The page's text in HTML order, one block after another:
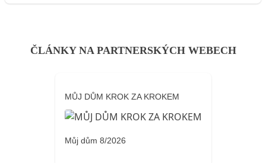
ČLÁNKY NA PARTNERSKÝCH WEBECH
MŮJ DŮM KROK ZA KROKEM
Můj dům 8/2026